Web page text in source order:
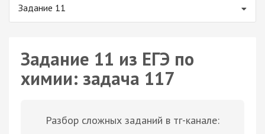
Задание 11
Задание 11 из ЕГЭ по
химии: задача 117
Разбор сложных заданий в тг-канале: